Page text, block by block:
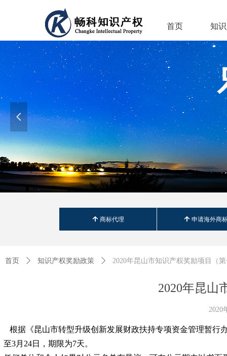
首页 知
넳
녕 商标代理 녕 申请海外商
2020年昆山
首页 ꄲ 知识产权奖励政策 ꄲ 2020年昆山市知识产权奖励项目（
根据《昆山市转型升级创新发展财政扶持专项资金管理暂行
至3月24日，期限为7天。
2020